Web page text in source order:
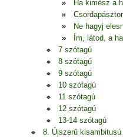
Ha kimész a
Ne hagyj
Ím, látod, a
7 szótagú
8 szótagú
9 szótagú
10 szótagú
11 szótagú
12 szótagú
13-14 szótagú
8. Újszerű